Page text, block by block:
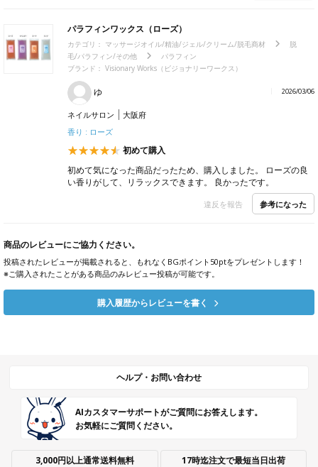
パラフィンワックス（ローズ）
カテゴリ： マッサージオイル/精油/ジェル/クリーム/脱毛商材
脱
毛/パラフィン/その他
パラフィン
ブランド： Visionary Works（ビジョナリーワークス）
ゆ 2026/03/06
ネイルサロン
大阪府
香り : ローズ
初めて購入
初めて気になった商品だったため、購入しました。 ローズの良
い香りがして、リラックスできます。 良かったです。
違反を報告 参考になった
商品のレビューにご協力ください。
投稿されたレビューが掲載されると、もれなくBGポイント50ptをプレゼントします！
※ご購入されたことがある商品のみレビュー投稿が可能です。
購入履歴からレビューを書く
ヘルプ・お問い合わせ
AIカスタマーサポートがご質問にお答えします。
お気軽にご質問ください。
3,000円以上通常送料無料 17時迄注文で最短当日出荷